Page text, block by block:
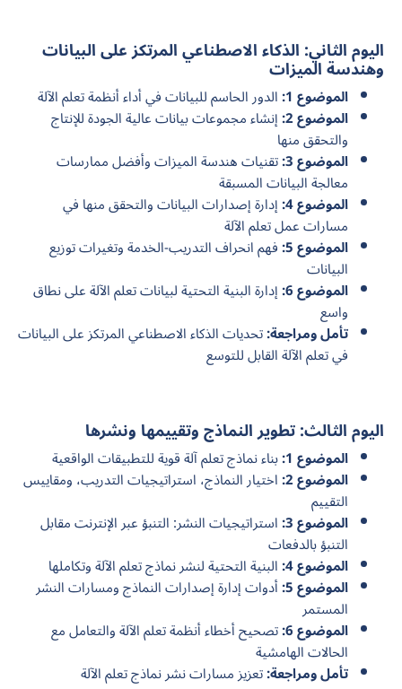
اليوم الثاني: الذكاء الاصطناعي المرتكز على البيانات
وهندسة الميزات
الموضوع 1: الدور الحاسم للبيانات في أداء أنظمة تعلم الآلة
الموضوع 2: إنشاء مجموعات بيانات عالية الجودة للإنتاج
والتحقق منها
الموضوع 3: تقنيات هندسة الميزات وأفضل ممارسات
معالجة البيانات المسبقة
الموضوع 4: إدارة إصدارات البيانات والتحقق منها في
مسارات عمل تعلم الآلة
الموضوع 5: فهم انحراف التدريب-الخدمة وتغيرات توزيع
البيانات
الموضوع 6: إدارة البنية التحتية لبيانات تعلم الآلة على نطاق
واسع
تأمل ومراجعة:تحديات الذكاء الاصطناعي المرتكز على البيانات
في تعلم الآلة القابل للتوسع
اليوم الثالث: تطوير النماذج وتقييمها ونشرها
الموضوع 1: بناء نماذج تعلم آلة قوية للتطبيقات الواقعية
الموضوع 2: اختيار النماذج، استراتيجيات التدريب، ومقاييس
التقييم
الموضوع 3: استراتيجيات النشر: التنبؤ عبر الإنترنت مقابل
التنبؤ بالدفعات
الموضوع 4: البنية التحتية لنشر نماذج تعلم الآلة وتكاملها
الموضوع 5: أدوات إدارة إصدارات النماذج ومسارات النشر
المستمر
الموضوع 6: تصحيح أخطاء أنظمة تعلم الآلة والتعامل مع
الحالات الهامشية
تأمل ومراجعة:تعزيز مسارات نشر نماذج تعلم الآلة